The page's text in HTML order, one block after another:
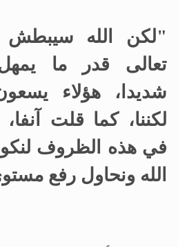
"لكن الله سيبطش
تعالى قدر ما
شديدا، هؤلاء
لكننا، كما قلت
في هذه الظروف
الله ونحاول رفع